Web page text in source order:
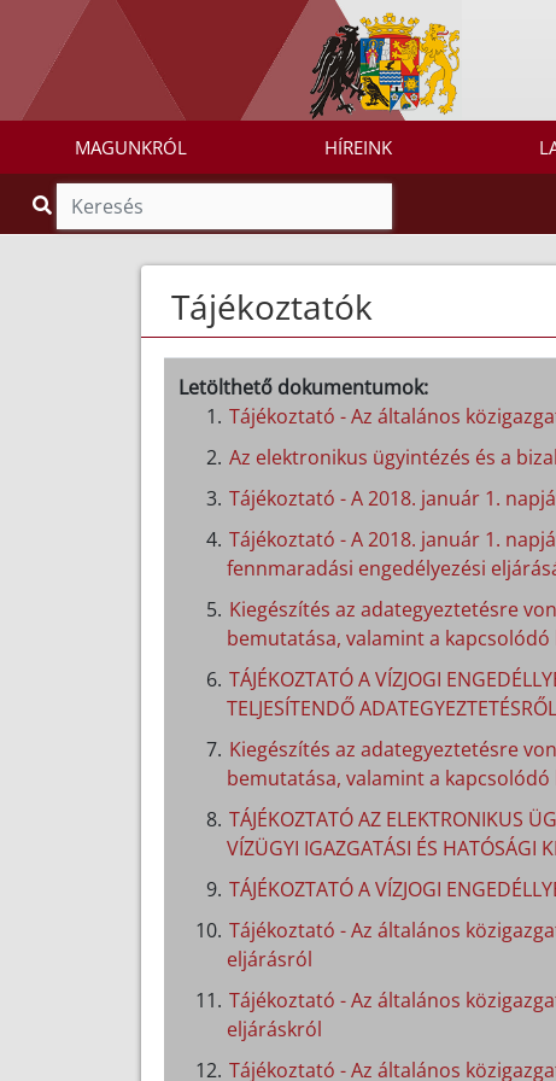
MAGUNKRÓL HÍREINK
Tájékoztatók
Letölthető dokumentumok:
Tájékoztató - Az általános
Az elektronikus ügyintézés és a
Tájékoztató - A 2018. január 1.
Tájékoztató - A 2018. január 1.
fennmaradási engedélyezési
Kiegészítés az adategyeztetésre
bemutatása, valamint a
TÁJÉKOZTATÓ A VÍZJOGI
TELJESÍTENDŐ ADATEGYEZTETÉSRŐL
Kiegészítés az adategyeztetésre
bemutatása, valamint a
TÁJÉKOZTATÓ AZ ELEKTRONIKUS
VÍZÜGYI IGAZGATÁSI ÉS HATÓSÁGI
TÁJÉKOZTATÓ A VÍZJOGI
Tájékoztató - Az általános
eljárásról
Tájékoztató - Az általános
eljáráskról
Tájékoztató - Az általános